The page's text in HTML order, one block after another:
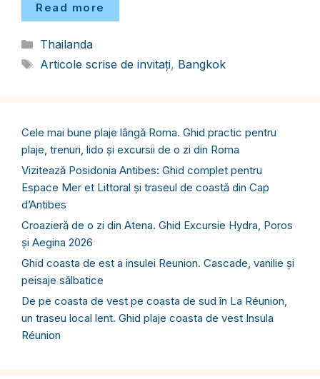
Read more
Categorii
Thailanda
Etichete
Articole scrise de invitați, Bangkok
Cele mai bune plaje lângă Roma. Ghid practic pentru
plaje, trenuri, lido și excursii de o zi din Roma
Vizitează Posidonia Antibes: Ghid complet pentru
Espace Mer et Littoral și traseul de coastă din Cap
d’Antibes
Croazieră de o zi din Atena. Ghid Excursie Hydra, Poros
și Aegina 2026
Ghid coasta de est a insulei Reunion. Cascade, vanilie și
peisaje sălbatice
De pe coasta de vest pe coasta de sud în La Réunion,
un traseu local lent. Ghid plaje coasta de vest Insula
Réunion